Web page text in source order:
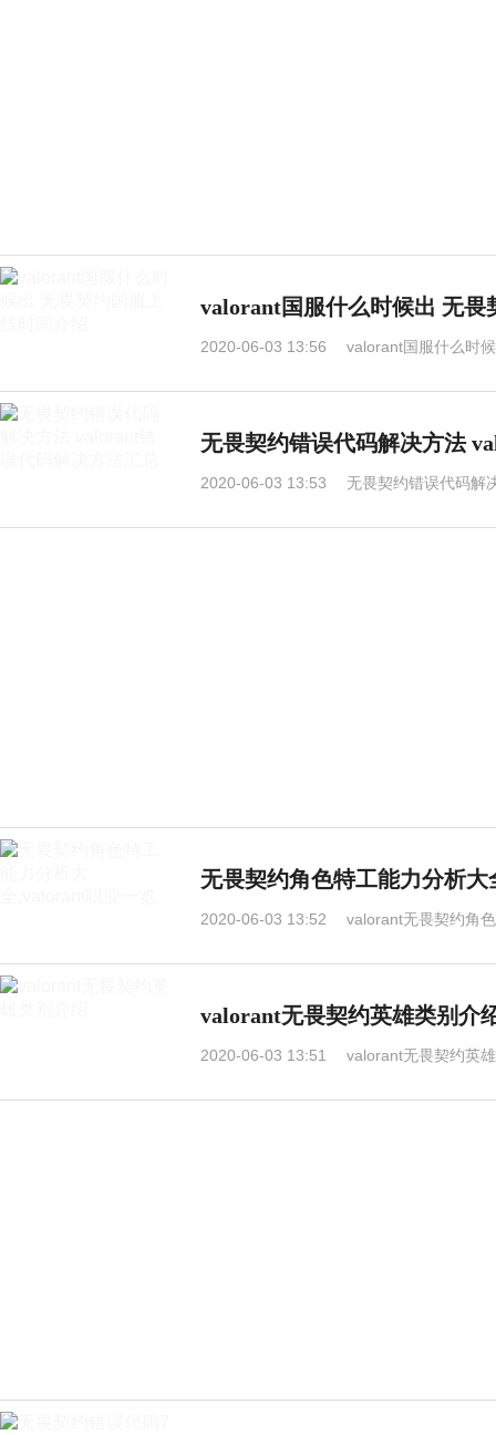
valorant国服什么时候出 无畏
2020-06-03 13:56 valorant国服什么时
无畏契约错误代码解决方法
2020-06-03 13:53 无畏契约错误代码解
无畏契约角色特工能力分析
2020-06-03 13:52 valorant无畏契约角
valorant无畏契约英雄类别介
2020-06-03 13:51 valorant无畏契约英